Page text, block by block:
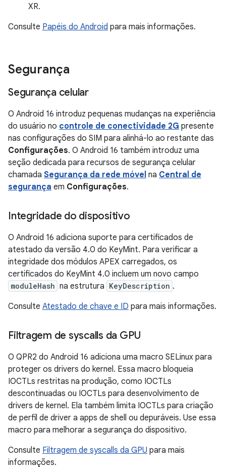
XR.
Consulte Papéis do Android para mais informações.
Segurança
Segurança celular
O Android 16 introduz pequenas mudanças na experiência
do usuário no controle de conectividade 2G presente
nas configurações do SIM para alinhá-lo ao restante das
Configurações. O Android 16 também introduz uma
seção dedicada para recursos de segurança celular
chamada Segurança da rede móvel na Central de
segurança em Configurações.
Integridade do dispositivo
O Android 16 adiciona suporte para certificados de
atestado da versão 4.0 do KeyMint. Para verificar a
integridade dos módulos APEX carregados, os
certificados do KeyMint 4.0 incluem um novo campo
moduleHash na estrutura KeyDescription .
Consulte Atestado de chave e ID para mais informações.
Filtragem de syscalls da GPU
O QPR2 do Android 16 adiciona uma macro SELinux para
proteger os drivers do kernel. Essa macro bloqueia
IOCTLs restritas na produção, como IOCTLs
descontinuadas ou IOCTLs para desenvolvimento de
drivers de kernel. Ela também limita IOCTLs para criação
de perfil de driver a apps de shell ou depuráveis. Use essa
macro para melhorar a segurança do dispositivo.
Consulte Filtragem de syscalls da GPU para mais
informações.